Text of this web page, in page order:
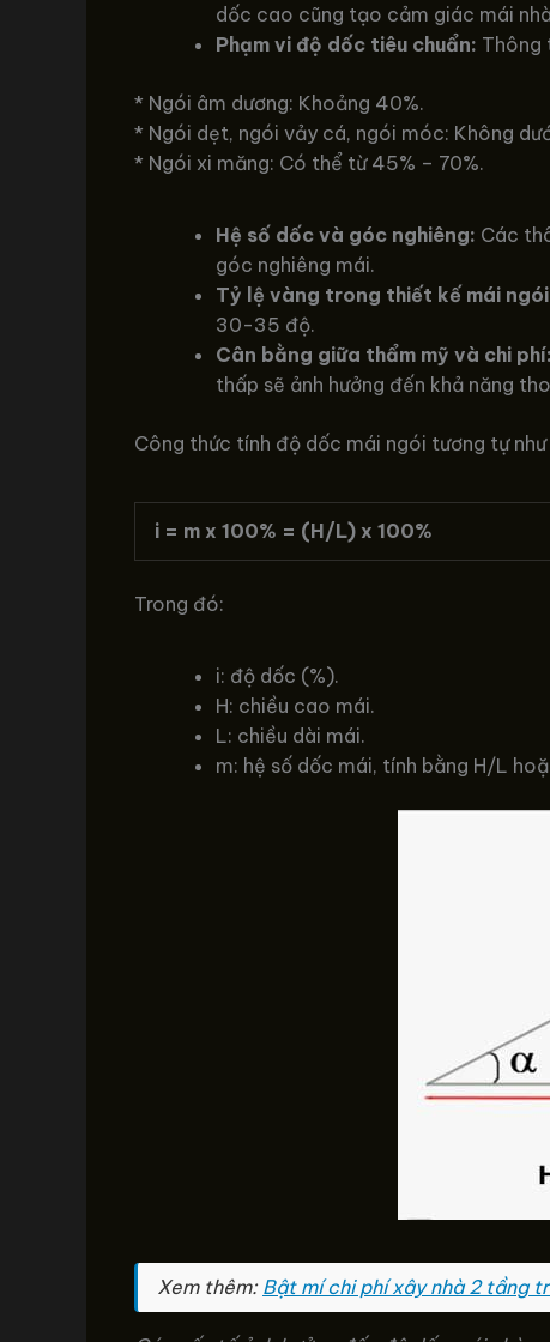
dốc cao cũng tạo cảm giác mái
Phạm vi độ dốc tiêu chuẩn: Thông
* Ngói âm dương: Khoảng 40%.
* Ngói dẹt, ngói vảy cá, ngói móc: Không
* Ngói xi măng: Có thể từ 45% – 70%.
Hệ số dốc và góc nghiêng: Các
góc nghiêng mái.
Tỷ lệ vàng trong thiết kế mái
30-35 độ.
Cân bằng giữa thẩm mỹ và chi phí:
thấp sẽ ảnh hưởng đến khả năng
Công thức tính độ dốc mái ngói tương tự
i = m x 100% = (H/L) x 100%
Trong đó:
i: độ dốc (%).
H: chiều cao mái.
L: chiều dài mái.
m: hệ số dốc mái, tính bằng H/L
Xem thêm: Bật mí chi phí xây nhà 2 tầng